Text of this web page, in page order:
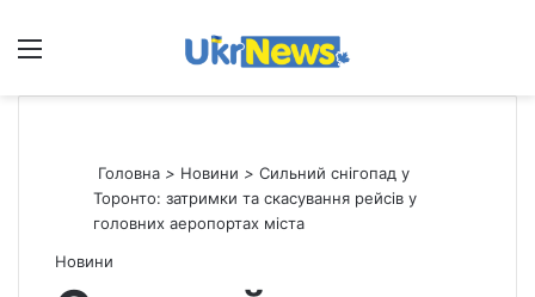
Меню
Головна > Новини > Сильний снігопад у
Торонто: затримки та скасування рейсів у
головних аеропортах міста
Новини